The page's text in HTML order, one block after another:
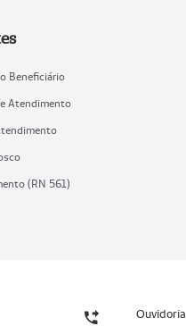
Beneficiário
Atendimento
(RN 561)
Ouvidoria